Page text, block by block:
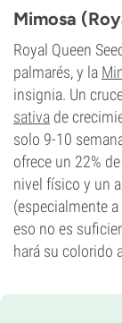
0-1%
Tipo
Mimosa
Royal Queen
palmarés, y la
insignia. Un
sativa de
solo 9-10
ofrece un 22%
nivel físico y un
(especialmente
eso no es
hará su colorido